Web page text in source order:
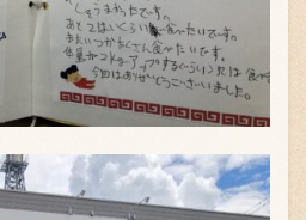
お知らせ
採用情報